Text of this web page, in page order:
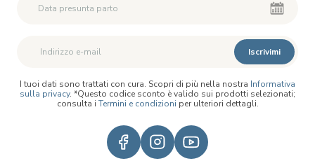
Iscrivimi
I tuoi dati sono trattati con cura. Scopri di più nella nostra Informativa
sulla privacy. *Questo codice sconto è valido sui prodotti selezionati;
consulta i Termini e condizioni per ulteriori dettagli.